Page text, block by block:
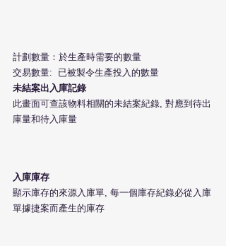
計劃數量：於生產時需要的數量
交易數量:  已被製令生產投入的數量
未結案出入庫記錄
此畫面可查該物料相關的未結案紀錄, 對應到待出
庫量和待入庫量
入庫庫存
顯示庫存的來源入庫單, 每一個庫存紀錄必從入庫
單據捷案而產生的庫存